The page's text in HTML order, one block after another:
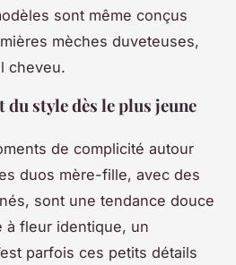
sont même conçus
mèches duveteuses,
cheveu.
style dès le plus jeune
de complicité autour
duos mère-fille, avec des
sont une tendance douce
à fleur identique, un
parfois ces petits détails